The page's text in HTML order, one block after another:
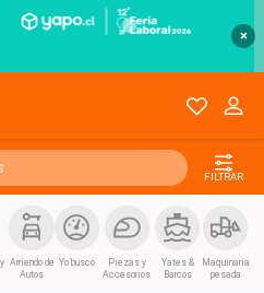
×
FILTRAR
Arriendo de
Autos
Yo busco
Piezas y
Accesorios
Yates &
Barcos
Maquinaria
pesada